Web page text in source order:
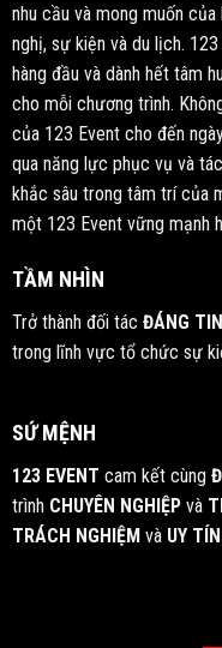
nhu cầu và mong muốn
nghị, sự kiện và du lịch.
hàng đầu và dành hết tâm
cho mỗi chương trình.
của 123 Event cho đến
qua năng lực phục vụ và
khắc sâu trong tâm trí của
một 123 Event vững mạnh
TẦM NHÌN
Trở thành đối tác ĐÁNG
trong lĩnh vực tổ chức sự
SỨ MỆNH
123 EVENT cam kết cùng
trình CHUYÊN NGHIỆPvà
TRÁCH NGHIỆMvà UY